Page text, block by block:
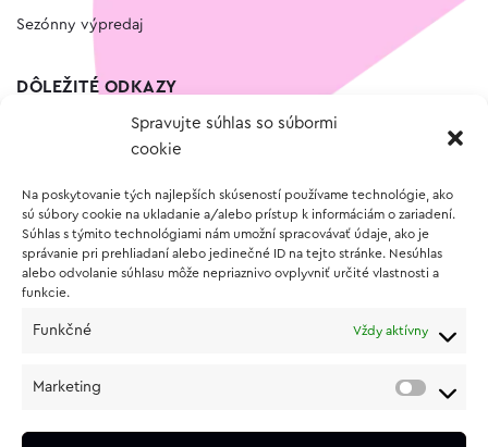
Spravujte súhlas so súbormi
cookie
Na poskytovanie tých najlepších skúseností používame technológie, ako
sú súbory cookie na ukladanie a/alebo prístup k informáciám o zariadení.
Súhlas s týmito technológiami nám umožní spracovávať údaje, ako je
správanie pri prehliadaní alebo jedinečné ID na tejto stránke. Nesúhlas
alebo odvolanie súhlasu môže nepriaznivo ovplyvniť určité vlastnosti a
funkcie.
Funkčné Vždy aktívny
Marketing
Sezónny výpredaj
DÔLEŽITÉ ODKAZY
Vernostný program
O NÁKUPE
Vrátenie a reklamácia tovaru